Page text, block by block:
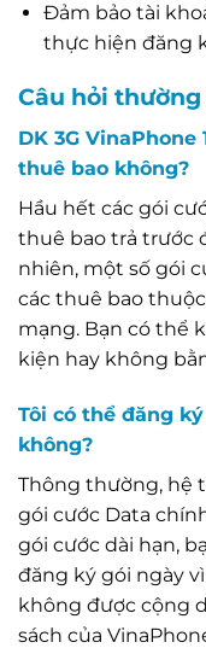
Đảm bảo tài
thực hiện đăng
Câu hỏi thường
DK 3G
thuê bao không?
Hầu hết các gói
thuê bao trả trước
nhiên, một số gói
các thuê bao
mạng. Bạn có thể
kiện hay không
Tôi có thể đăng
không?
Thông thường, hệ
gói cước Data
gói cước dài hạn,
đăng ký gói ngày
không được cộng
sách của